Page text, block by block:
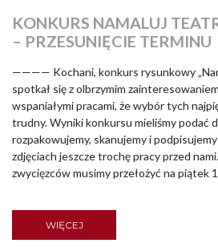
KONKURS NAMALUJ
– PRZESUNIĘCIE TERMINU
———— Kochani, konkurs rysunkowy
spotkał się z olbrzymim
wspaniałymi pracami, że wybór tych
trudny. Wyniki konkursu mieliśmy podać
rozpakowujemy, skanujemy i
zdjęciach jeszcze trochę pracy przed
zwycięzców musimy przełożyć na piątek
WIĘCEJ